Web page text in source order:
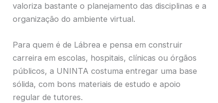
valoriza bastante o planejamento das disciplinas e a
organização do ambiente virtual.
Para quem é de Lábrea e pensa em construir
carreira em escolas, hospitais, clínicas ou órgãos
públicos, a UNINTA costuma entregar uma base
sólida, com bons materiais de estudo e apoio
regular de tutores.